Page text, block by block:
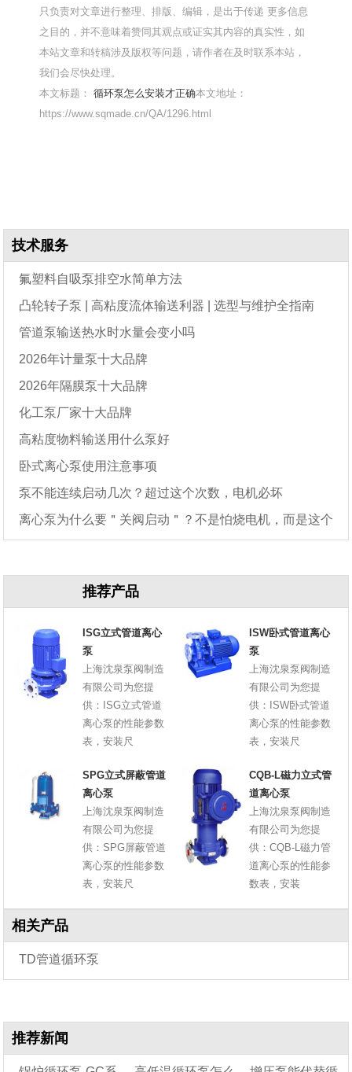
只负责对文章进行整理、排版、编辑，是出于传递 更多信息
之目的，并不意味着赞同其观点或证实其内容的真实性，如
本站文章和转稿涉及版权等问题，请作者在及时联系本站，
我们会尽快处理。
本文标题：循环泵怎么安装才正确本文地址：
https://www.sqmade.cn/QA/1296.html
技术服务
氟塑料自吸泵排空水简单方法
凸轮转子泵 | 高粘度流体输送利器 | 选型与维护全指南
管道泵输送热水时水量会变小吗
2026年计量泵十大品牌
2026年隔膜泵十大品牌
化工泵厂家十大品牌
高粘度物料输送用什么泵好
卧式离心泵使用注意事项
泵不能连续启动几次？超过这个次数，电机必坏
离心泵为什么要＂关阀启动＂？不是怕烧电机，而是这个
推荐产品
ISG立式管道离心
泵
上海沈泉泵阀制造
有限公司为您提
供：ISG立式管道
离心泵的性能参数
表，安装尺
ISW卧式管道离心
泵
上海沈泉泵阀制造
有限公司为您提
供：ISW卧式管道
离心泵的性能参数
表，安装尺
SPG立式屏蔽管道
离心泵
上海沈泉泵阀制造
有限公司为您提
供：SPG屏蔽管道
离心泵的性能参数
表，安装尺
CQB-L磁力立式管
道离心泵
上海沈泉泵阀制造
有限公司为您提
供：CQB-L磁力管
道离心泵的性能参
数表，安装
相关产品
TD管道循环泵
推荐新闻